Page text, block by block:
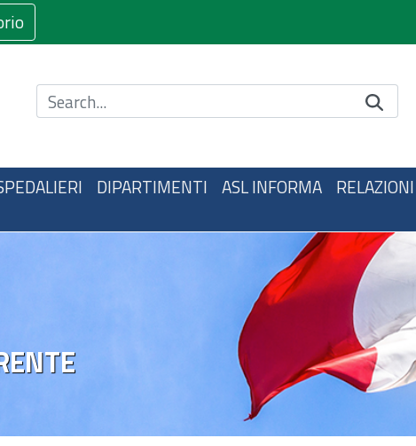
Cerca nel sito
DIPARTIMENTI ASL INFORMA